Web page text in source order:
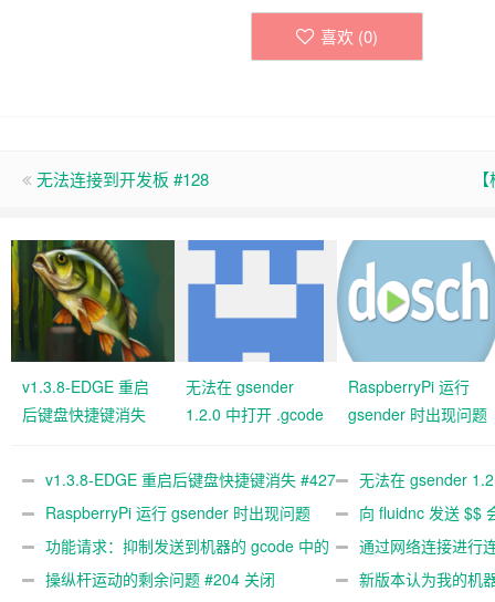
喜欢 (0)
无法连接到开发板 #128
v1.3.8-EDGE 重启
后键盘快捷键消失
无法在 gsender
1.2.0 中打开 .gcode
RaspberryPi 运行
gsender 时出现问题
v1.3.8-EDGE 重启后键盘快捷键消失 #427
关闭
无法在 gsender
#367
RaspberryPi 运行 gsender 时出现问题
#89
向 fluidnc 发送 $$
#473
功能请求：抑制发送到机器的 gcode 中的
gcode 注释。 #444 关闭
通过网络连接进行
操纵杆运动的剩余问题 #204 关闭
新版本认为我的机